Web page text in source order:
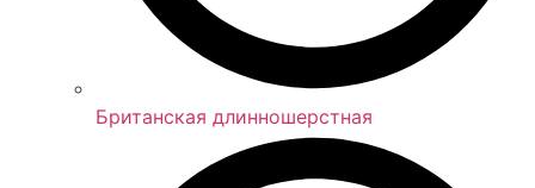
Британская длинношерстная